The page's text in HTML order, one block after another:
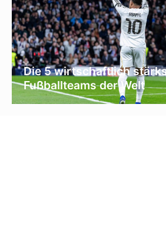
Die 5 wirtschaftlich
Fußballteams der Welt